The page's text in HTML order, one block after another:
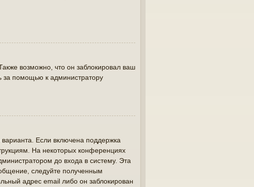
возможно, что он заблокировал ваш
за помощью к администратору
Если включена поддержка
На некоторых конференциях
до входа в систему. Эта
следуйте полученным
адрес email либо он заблокирован